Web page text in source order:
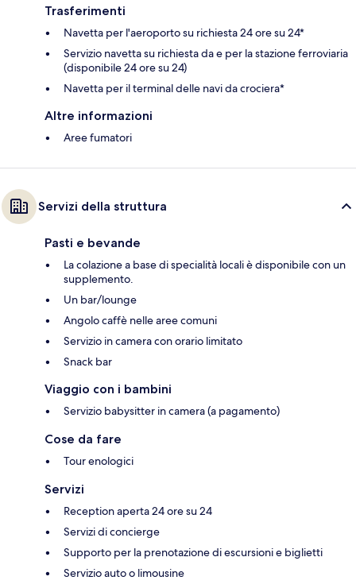
Trasferimenti
Navetta per l'aeroporto su richiesta 24 ore su 24*
Servizio navetta su richiesta da e per la stazione ferroviaria
(disponibile 24 ore su 24)
Navetta per il terminal delle navi da crociera*
Altre informazioni
Aree fumatori
Servizi della struttura
Pasti e bevande
La colazione a base di specialità locali è disponibile con un
supplemento.
Un bar/lounge
Angolo caffè nelle aree comuni
Servizio in camera con orario limitato
Snack bar
Viaggio con i bambini
Servizio babysitter in camera (a pagamento)
Cose da fare
Tour enologici
Servizi
Reception aperta 24 ore su 24
Servizi di concierge
Supporto per la prenotazione di escursioni e biglietti
Servizio auto o limousine